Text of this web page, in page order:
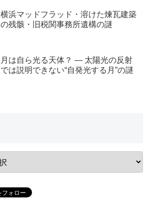
横浜マッドフラッド・溶けた煉瓦建築
の残骸・旧税関事務所遺構の謎
月は自ら光る天体？ ― 太陽光の反射
では説明できない“自発光する月”の謎